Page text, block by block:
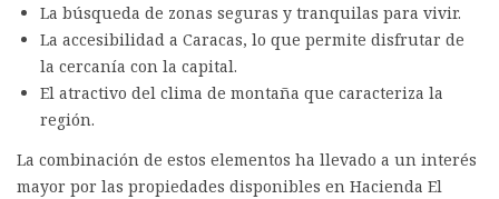
La búsqueda de zonas seguras y tranquilas para vivir.
La accesibilidad a Caracas, lo que permite disfrutar de
la cercanía con la capital.
El atractivo del clima de montaña que caracteriza la
región.
La combinación de estos elementos ha llevado a un interés
mayor por las propiedades disponibles en Hacienda El